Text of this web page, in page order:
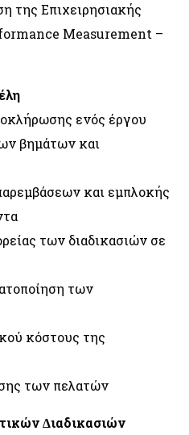
της Επιχειρησιακής
Measurement –
ενός έργου
βημάτων και
και εμπλοκής
των διαδικασιών σε
των
κόστους της
των πελατών
∆ιαδικασιών